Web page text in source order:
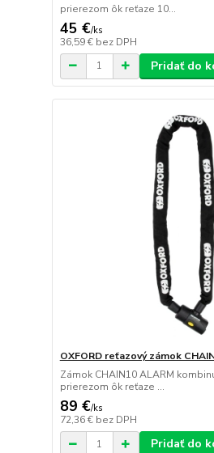
prierezom ôk reťaze 10...
45 €/ks
36,59 € bez DPH
Pridať do
OXFORD reťazový zámok
Zámok CHAIN10 ALARM
prierezom ôk reťaze ...
89 €/ks
72,36 € bez DPH
Pridať do